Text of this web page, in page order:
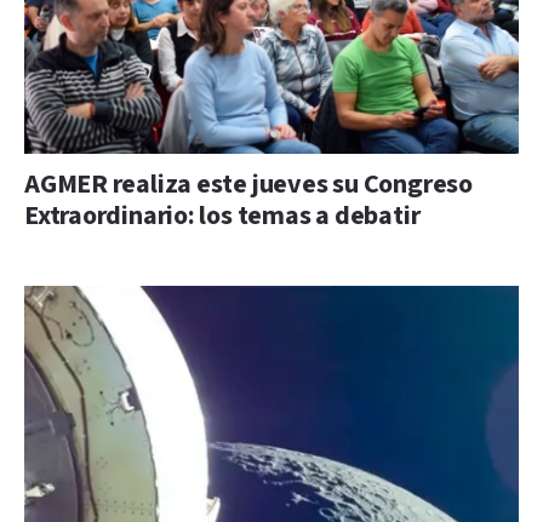
AGMER realiza este jueves su Congreso
Extraordinario: los temas a debatir